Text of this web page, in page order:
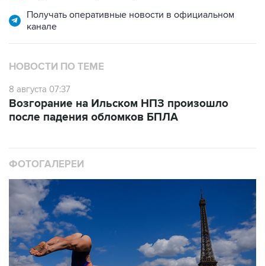
Получать оперативные новости в официальном
канале
НОВОСТИ ПО ТЕМЕ
8 августа 07:37
Возгорание на Ильском НПЗ произошло
после падения обломков БПЛА
ФОТОГАЛЕРЕИ